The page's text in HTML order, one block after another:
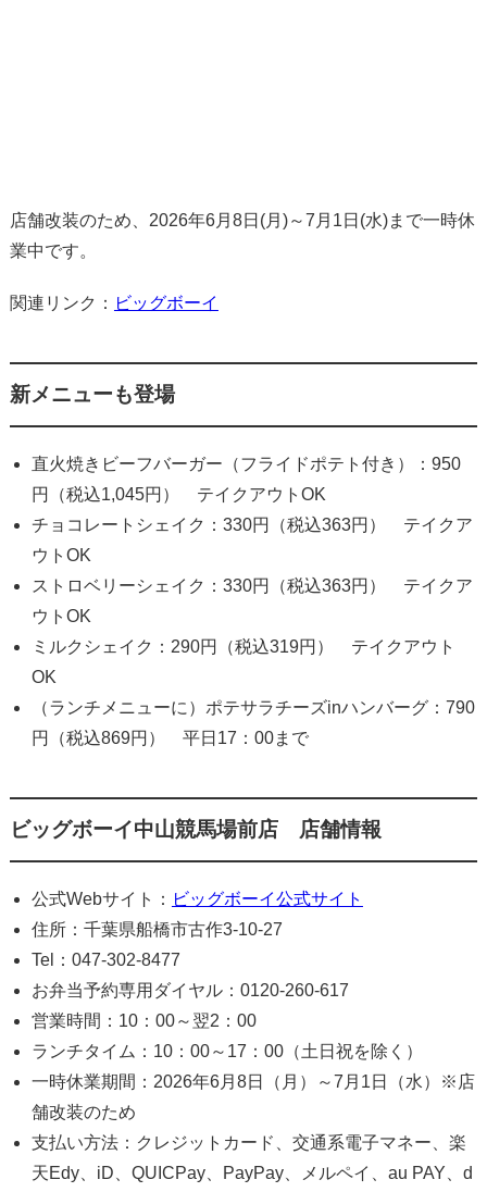
店舗改装のため、2026年6月8日(月)～7月1日(水)まで一時休
業中です。
関連リンク： ビッグボーイ
新メニューも登場
直火焼きビーフバーガー（フライドポテト付き）：950
円（税込1,045円） テイクアウトOK
チョコレートシェイク：330円（税込363円） テイクア
ウトOK
ストロベリーシェイク：330円（税込363円） テイクア
ウトOK
ミルクシェイク：290円（税込319円） テイクアウト
OK
（ランチメニューに）ポテサラチーズinハンバーグ：790
円（税込869円） 平日17：00まで
ビッグボーイ中山競馬場前店 店舗情報
公式Webサイト： ビッグボーイ公式サイト
住所：千葉県船橋市古作3-10-27
Tel：047-302-8477
お弁当予約専用ダイヤル：0120-260-617
営業時間：10：00～翌2：00
ランチタイム：10：00～17：00（土日祝を除く）
一時休業期間：2026年6月8日（月）～7月1日（水）※店
舗改装のため
支払い方法：クレジットカード、交通系電子マネー、楽
天Edy、iD、QUICPay、PayPay、メルペイ、au PAY、d